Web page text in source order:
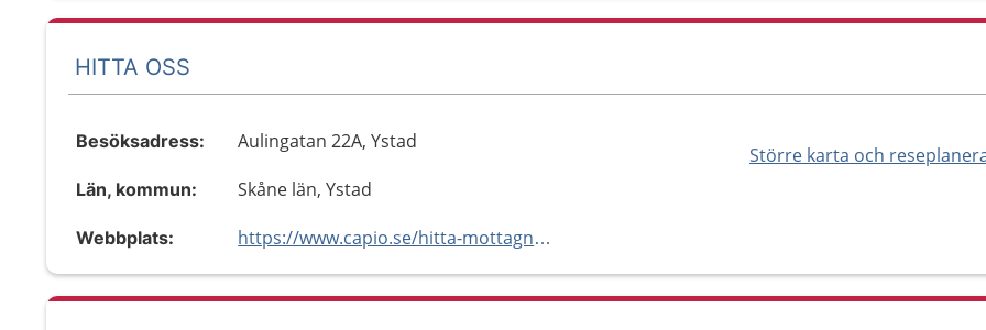
HITTA OSS
Större karta och
Besöksadress: Aulingatan 22A, Ystad
Län, kommun: Skåne län, Ystad
Webbplats: https://www.capio.se/hitta-mottagning/primarvard/rehabmottagningar/fysio-och-friskvard-ystad/